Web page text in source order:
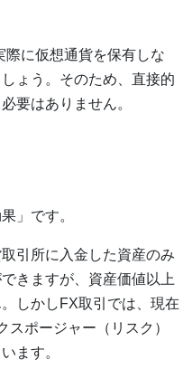
に仮想通貨を保有しな
ょう。そのため、直接的
要はありません。
」です。
引所に入金した資産のみ
きますが、資産価値以上
しかしFX取引では、現在
スポージャー（リスク）
ます。